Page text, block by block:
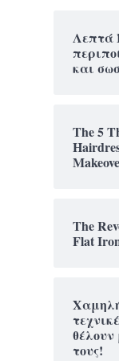
Λεπτά
και
The 5
The
Flat
τους!